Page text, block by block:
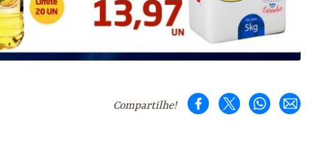
Compartilhe!